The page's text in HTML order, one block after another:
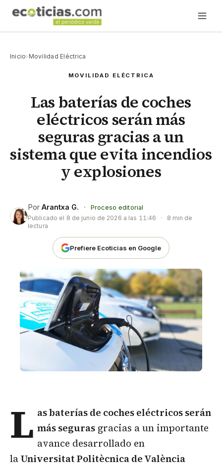
Inicio› Movilidad Eléctrica
MOVILIDAD ELÉCTRICA
Las baterías de coches
eléctricos serán más
seguras gracias a un
sistema que evita incendios
y explosiones
Por Arantxa G. ·
Proceso editorial
Publicado el 8 de junio de 2026 a las 11:46 ·
8 min de
lectura
Prefiere Ecoticias en Google
L as baterías de coches eléctricosserán
más seguras gracias a un importante
avance desarrollado en
laUniversitat Politècnica de València